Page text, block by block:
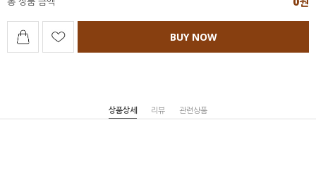
BUY NOW
상품상세 리뷰 관련상품